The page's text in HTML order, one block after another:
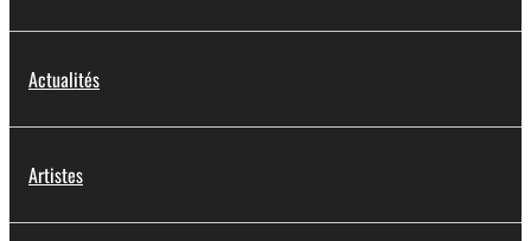
Actualités
Artistes